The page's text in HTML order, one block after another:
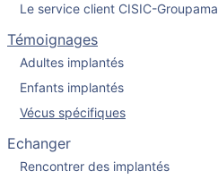
Le service client CISIC-Groupama
Témoignages
Adultes implantés
Enfants implantés
Vécus spécifiques
Echanger
Rencontrer des implantés